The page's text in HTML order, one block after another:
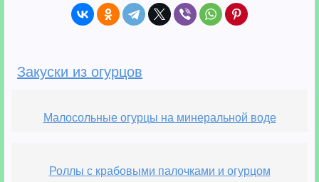
Закуски из огурцов
Малосольные огурцы на минеральной воде
Роллы с крабовыми палочками и огурцом